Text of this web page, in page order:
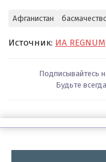
Афганистан
Источник: ИА REGNUM
Подписывайтесь
Будьте